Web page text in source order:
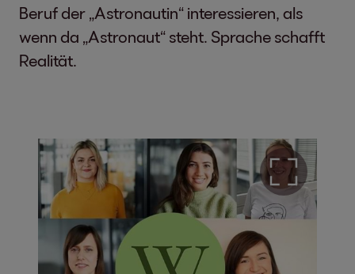
Beruf der „Astronautin“ interessieren, als
wenn da „Astronaut“ steht. Sprache schafft
Realität.